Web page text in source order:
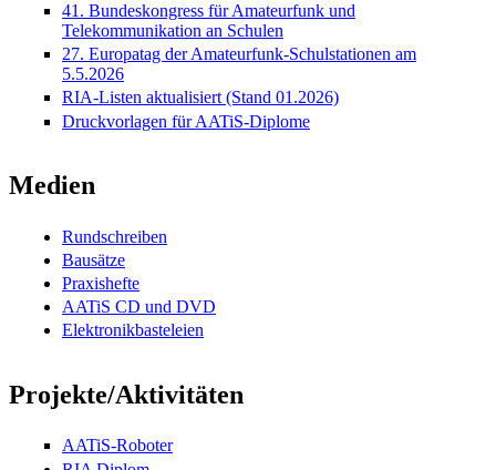
41. Bundeskongress für Amateurfunk und
Telekommunikation an Schulen
27. Europatag der Amateurfunk-Schulstationen am
5.5.2026
RIA-Listen aktualisiert (Stand 01.2026)
Druckvorlagen für AATiS-Diplome
Medien
Rundschreiben
Bausätze
Praxishefte
AATiS CD und DVD
Elektronikbasteleien
Projekte/Aktivitäten
AATiS-Roboter